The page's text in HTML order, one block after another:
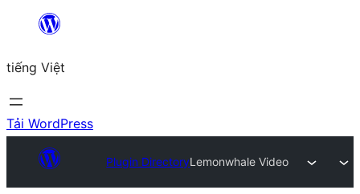
Chuyển
phần
nội
dung
tiếng Việt
Tải WordPress
Plugin DirectoryLemonwhale Video